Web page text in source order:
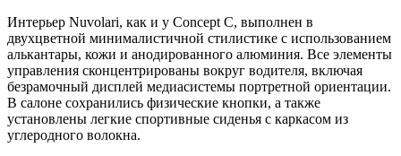
Интерьер Nuvolari, как и у Concept C, выполнен в
двухцветной минималистичной стилистике с использованием
алькантары, кожи и анодированного алюминия. Все элементы
управления сконцентрированы вокруг водителя, включая
безрамочный дисплей медиасистемы портретной ориентации.
В салоне сохранились физические кнопки, а также
установлены легкие спортивные сиденья с каркасом из
углеродного волокна.